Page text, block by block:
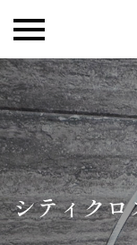
Skip
to
content
シティク